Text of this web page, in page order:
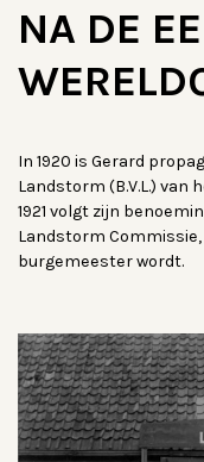
NA DE
In 1920 is Gerard
Landstorm (B.V.L.) van
1921 volgt zijn
Landstorm Commissie,
burgemeester wordt.